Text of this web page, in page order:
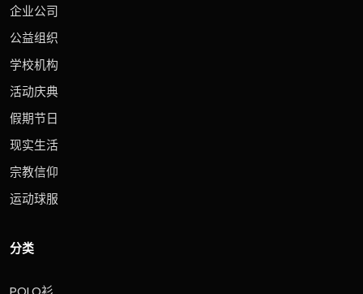
企业公司
公益组织
学校机构
活动庆典
假期节日
现实生活
宗教信仰
运动球服
分类